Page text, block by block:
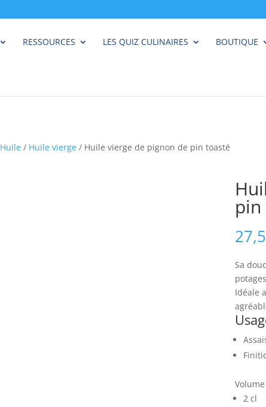
RESSOURCES LES QUIZ CULINAIRES BOUTIQUE
Huile/ Huile vierge/ Huile vierge de pignon de pin toasté
Sa
Idéale
2 cl